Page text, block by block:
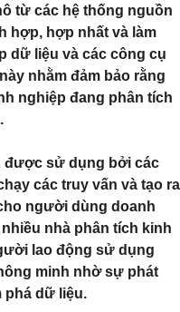
từ các hệ thống nguồn
hợp, hợp nhất và làm
dữ liệu và các công cụ
nhằm đảm bảo rằng
nghiệp đang phân tích
được sử dụng bởi các
các truy vấn và tạo ra
người dùng doanh
nhà phân tích kinh
lao động sử dụng
minh nhờ sự phát
phá dữ liệu.